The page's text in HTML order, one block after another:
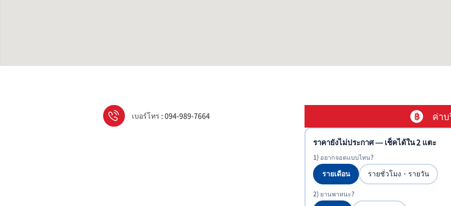
เบอร์โทร : 094-989-7664 ค่า
ราคายังไม่ประกาศ — เช็คได้ใน 2 แตะ
1) อยากจอดแบบไหน?
รายเดือน รายชั่วโมง・รายวัน
2) ยานพาหนะ?